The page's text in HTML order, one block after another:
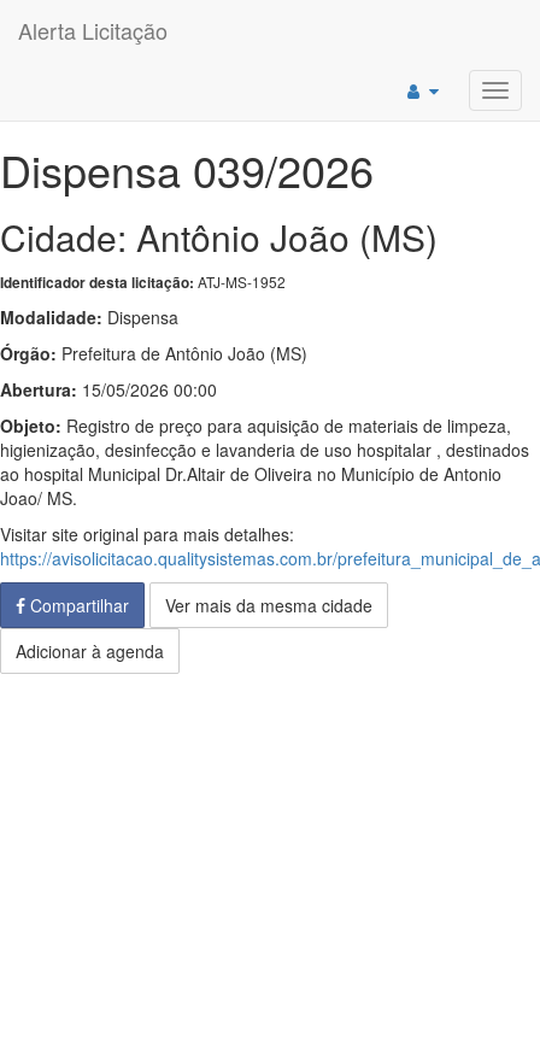
Alerta Licitação
Dispensa 039/2026
Cidade: Antônio João (MS)
Identificador desta licitação: ATJ-MS-1952
Modalidade: Dispensa
Órgão: Prefeitura de Antônio João (MS)
Abertura: 15/05/2026 00:00
Objeto: Registro de preço para aquisição de materiais de limpeza,
higienização, desinfecção e lavanderia de uso hospitalar , destinados
ao hospital Municipal Dr.Altair de Oliveira no Município de Antonio
Joao/ MS.
Visitar site original para mais detalhes:
https://avisolicitacao.qualitysistemas.com.br/
Compartilhar
Ver mais da mesma cidade
Adicionar à agenda